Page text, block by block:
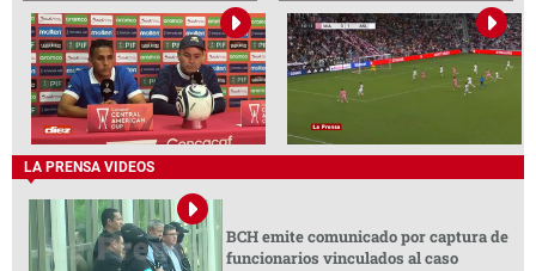
LA PRENSA VIDEOS
BCH emite comunicado por captura de
funcionarios vinculados al caso